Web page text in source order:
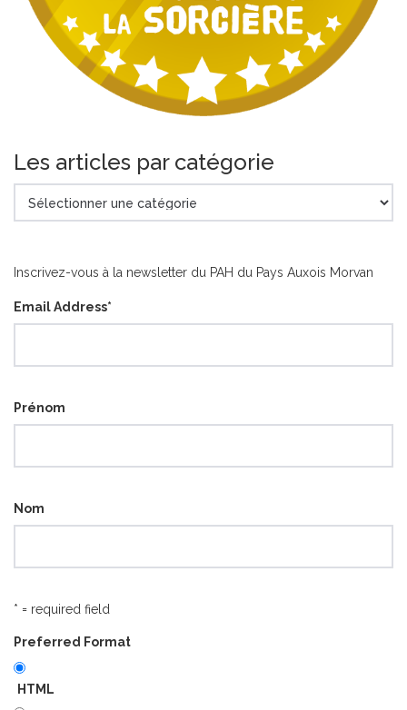
Les articles par catégorie
articles
Inscrivez-vous à la newsletter du PAH du Pays Auxois Morvan
Email Address*
Prénom
Nom
* = required field
Preferred Format
HTML